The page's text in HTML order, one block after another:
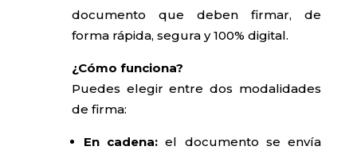
documento que deben firmar, de
forma rápida, segura y 100% digital.
¿Cómo funciona?
Puedes elegir entre dos modalidades
de firma:
En cadena: el documento se envía